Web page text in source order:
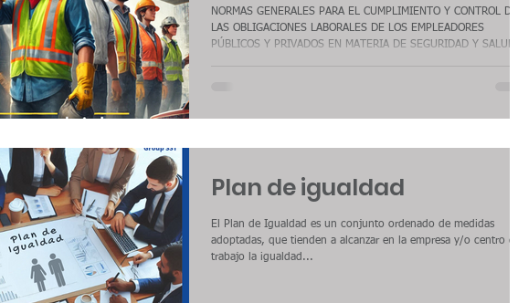
NORMAS GENERALES PARA EL CUMPLIMIENTO Y CONTROL DE
LAS OBLIGACIONES LABORALES DE LOS EMPLEADORES
PÚBLICOS Y PRIVADOS EN MATERIA DE SEGURIDAD Y SALUD
Plan de igualdad
El Plan de Igualdad es un conjunto ordenado de medidas
adoptadas, que tienden a alcanzar en la empresa y/o centro de
trabajo la igualdad...